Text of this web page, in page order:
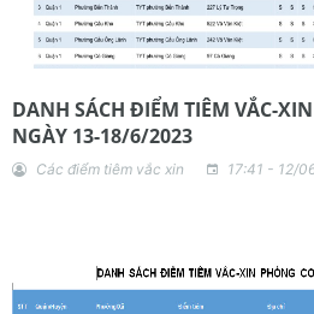
DANH SÁCH ĐIỂM TIÊM VẮC-
NGÀY 13-18/6/2023
Các điểm tiêm vắc xin 17:41 - 12/